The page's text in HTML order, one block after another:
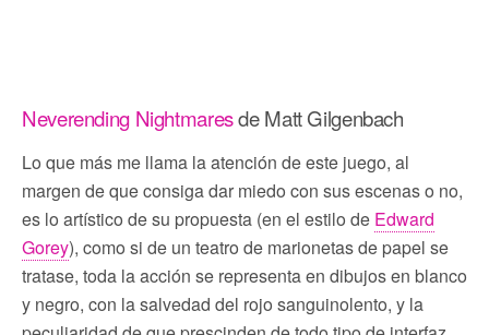
Neverending Nightmaresde Matt Gilgenbach
Lo que más me llama la atención de este juego, al
margen de que consiga dar miedo con sus escenas o no,
es lo artístico de su propuesta (en el estilo de Edward
Gorey), como si de un teatro de marionetas de papel se
tratase, toda la acción se representa en dibujos en blanco
y negro, con la salvedad del rojo sanguinolento, y la